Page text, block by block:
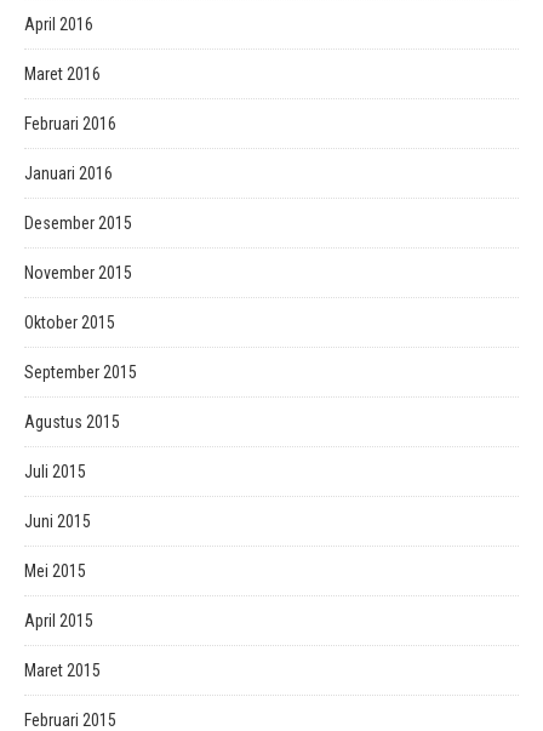
April 2016
Maret 2016
Februari 2016
Januari 2016
Desember 2015
November 2015
Oktober 2015
September 2015
Agustus 2015
Juli 2015
Juni 2015
Mei 2015
April 2015
Maret 2015
Februari 2015